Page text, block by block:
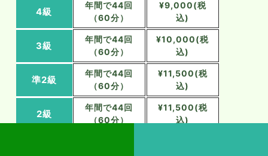
4級
年間で44回
（60分）
¥9,000(税
込)
3級
年間で44回
（60分）
¥10,000(税
込)
準2級
年間で44回
（60分）
¥11,500(税
込)
2級
年間で44回
（60分）
¥11,500(税
込)